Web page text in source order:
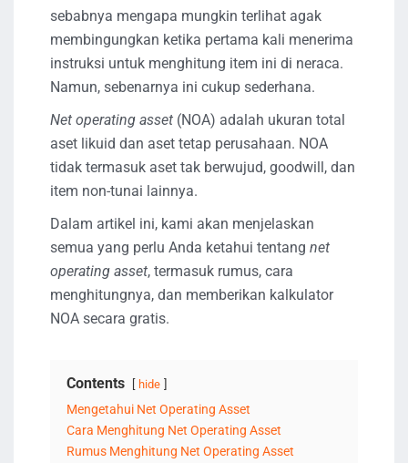
sebabnya mengapa mungkin terlihat agak
membingungkan ketika pertama kali menerima
instruksi untuk menghitung item ini di neraca.
Namun, sebenarnya ini cukup sederhana.
Net operating asset (NOA) adalah ukuran total
aset likuid dan aset tetap perusahaan. NOA
tidak termasuk aset tak berwujud, goodwill, dan
item non-tunai lainnya.
Dalam artikel ini, kami akan menjelaskan
semua yang perlu Anda ketahui tentang net
operating asset, termasuk rumus, cara
menghitungnya, dan memberikan kalkulator
NOA secara gratis.
Contents hide
Mengetahui Net Operating Asset
Cara Menghitung Net Operating Asset
Rumus Menghitung Net Operating Asset